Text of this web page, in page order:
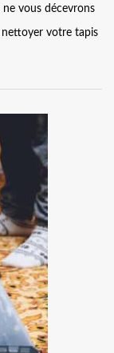
ne vous décevrons
nettoyer votre tapis